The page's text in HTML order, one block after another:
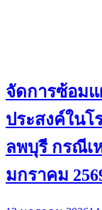
จัดการซ้อม
ประสงค์ใน
ลพบุรี กรณีเ
มกราคม